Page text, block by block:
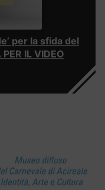
per la sfida del
IL VIDEO